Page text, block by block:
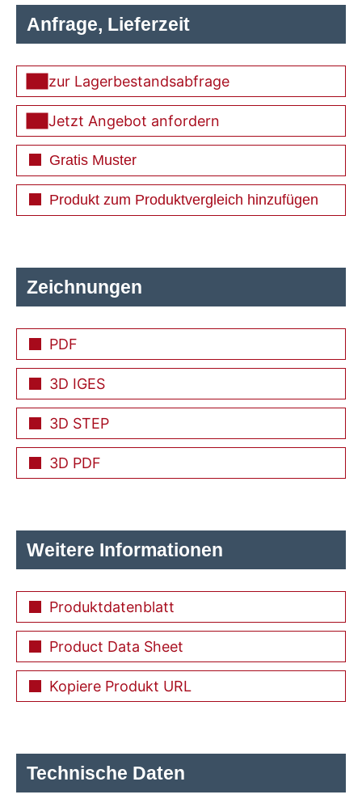
Zeichnungen
PDF
3D IGES
3D STEP
3D PDF
Weitere Informationen
Produktdatenblatt
Product Data Sheet
Kopiere Produkt URL
Anfrage, Lieferzeit
zur Lagerbestandsabfrage
Jetzt Angebot anfordern
Gratis Muster
Produkt zum Produktvergleich hinzufügen
Technische Daten